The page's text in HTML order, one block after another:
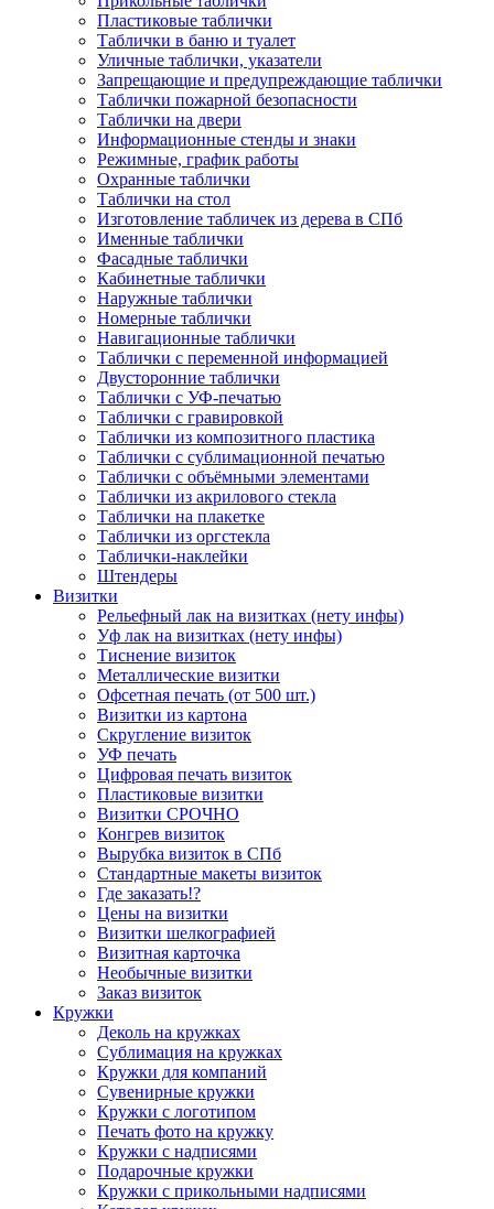
Пластиковые таблички
Таблички в баню и туалет
Уличные таблички, указатели
Запрещающие и предупреждающие таблички
Таблички пожарной безопасности
Таблички на двери
Информационные стенды и знаки
Режимные, график работы
Охранные таблички
Таблички на стол
Изготовление табличек из дерева в СПб
Именные таблички
Фасадные таблички
Кабинетные таблички
Наружные таблички
Номерные таблички
Навигационные таблички
Таблички с переменной информацией
Двусторонние таблички
Таблички с УФ-печатью
Таблички с гравировкой
Таблички из композитного пластика
Таблички с сублимационной печатью
Таблички с объёмными элементами
Таблички из акрилового стекла
Таблички на плакетке
Таблички из оргстекла
Таблички-наклейки
Штендеры
Визитки
Рельефный лак на визитках (нету инфы)
Уф лак на визитках (нету инфы)
Тиснение визиток
Металлические визитки
Офсетная печать (от 500 шт.)
Визитки из картона
Скругление визиток
УФ печать
Цифровая печать визиток
Пластиковые визитки
Визитки СРОЧНО
Конгрев визиток
Вырубка визиток в СПб
Стандартные макеты визиток
Где заказать!?
Цены на визитки
Визитки шелкографией
Визитная карточка
Необычные визитки
Заказ визиток
Кружки
Деколь на кружках
Сублимация на кружках
Кружки для компаний
Сувенирные кружки
Кружки с логотипом
Печать фото на кружку
Кружки с надписями
Подарочные кружки
Кружки с прикольными надписями